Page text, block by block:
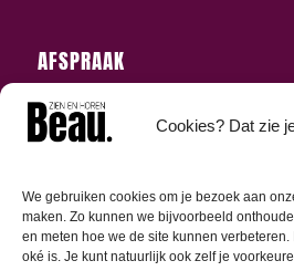
Cookies? Dat zie
We gebruiken cookies om je bezoek aan
maken. Zo kunnen we bijvoorbeeld
en meten hoe we de site kunnen verbeteren.
oké is. Je kunt natuurlijk ook zelf je
AFSPRAAK
Neem voor een afspraak buiten
openingstijden telefonisch